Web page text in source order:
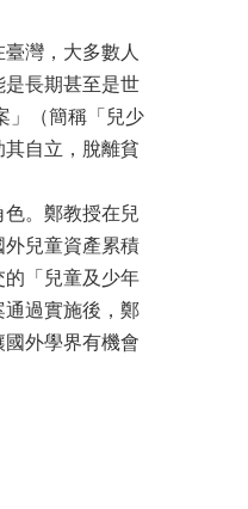
灣，大多數人
是長期甚至是世
」（簡稱「兒少
自立，脫離貧
。鄭教授在兒
兒童資產累積
「兒童及少年
過實施後，鄭
外學界有機會